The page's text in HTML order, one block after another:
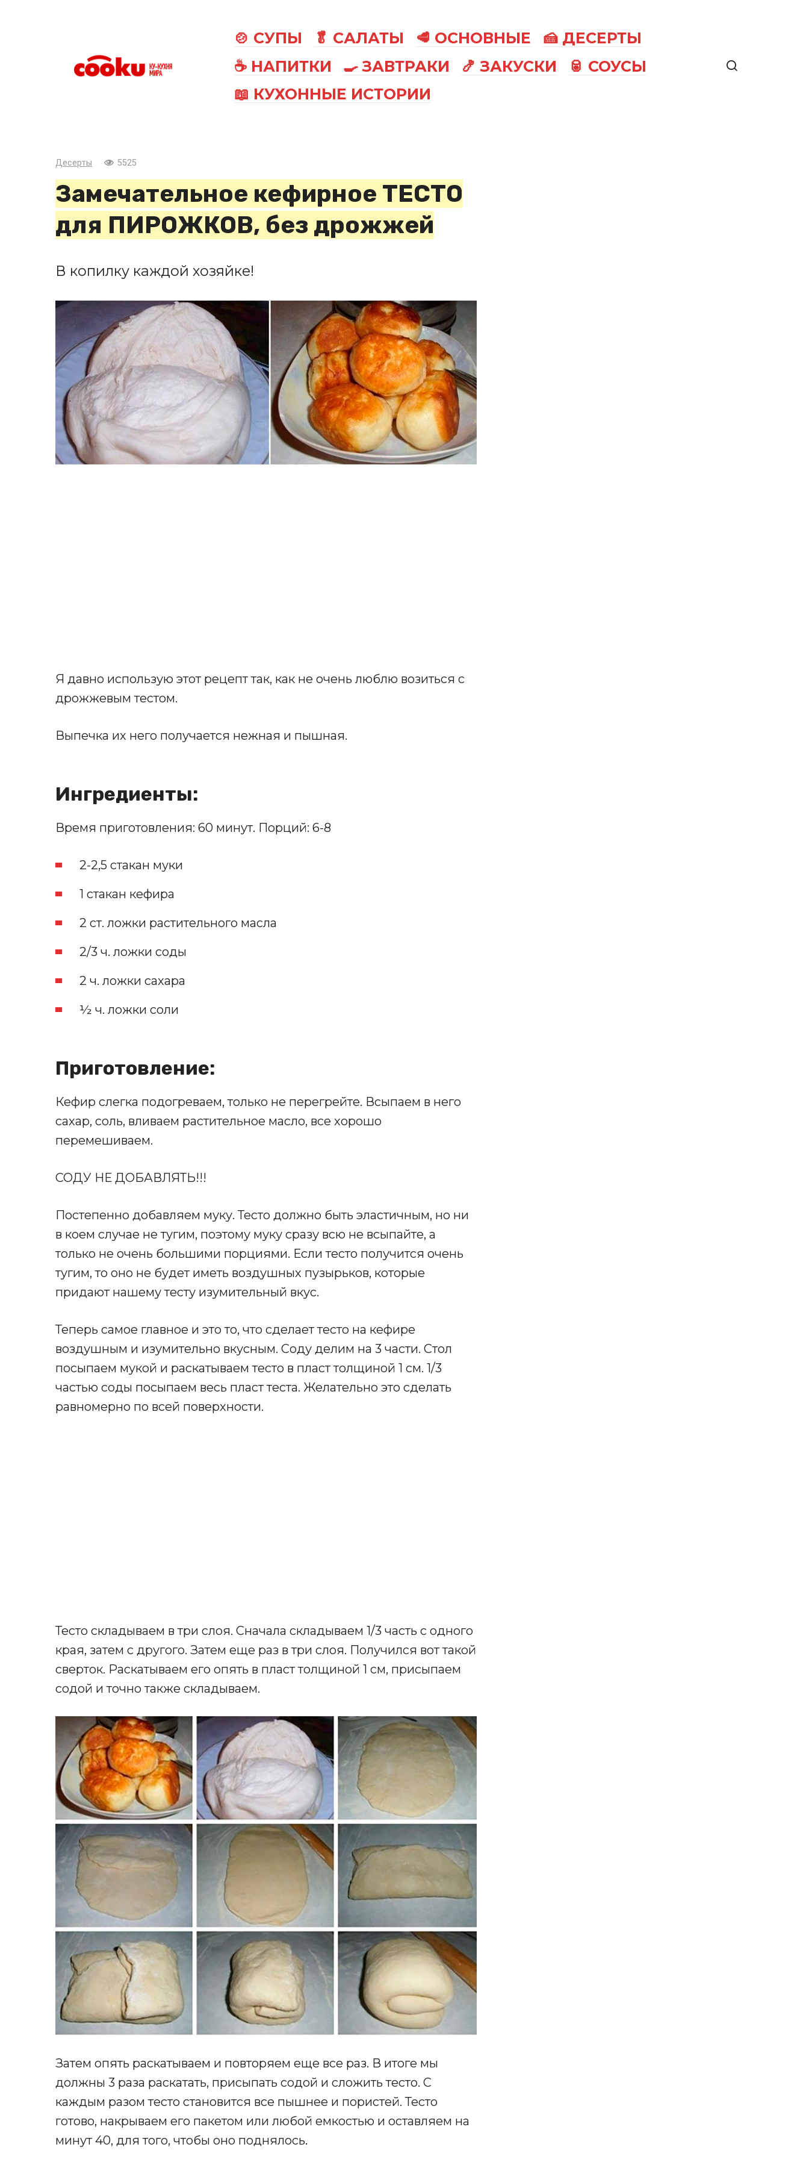
🍲 СУПЫ 🥬 САЛАТЫ 🥩 ОСНОВНЫЕ
🍰 ДЕСЕРТЫ
☕ НАПИТКИ
🍳 ЗАВТРАКИ 🍤 ЗАКУСКИ
🥫 СОУСЫ
📖 КУХОННЫЕ ИСТОРИИ
Десерты 5525
Замечательное кефирное ТЕСТО
для ПИРОЖКОВ, без дрожжей
В копилку каждой хозяйке!
Я давно использую этот рецепт так, как не очень люблю возиться с
дрожжевым тестом.
Выпечка их него получается нежная и пышная.
Ингредиенты:
Время приготовления: 60 минут. Порций: 6-8
2-2,5 стакан муки
1 стакан кефира
2 ст. ложки растительного масла
2/3 ч. ложки соды
2 ч. ложки сахара
½ ч. ложки соли
Приготовление:
Кефир слегка подогреваем, только не перегрейте. Всыпаем в него
сахар, соль, вливаем растительное масло, все хорошо
перемешиваем.
СОДУ НЕ ДОБАВЛЯТЬ!!!
Постепенно добавляем муку. Тесто должно быть эластичным, но ни
в коем случае не тугим, поэтому муку сразу всю не всыпайте, а
только не очень большими порциями. Если тесто получится очень
тугим, то оно не будет иметь воздушных пузырьков, которые
придают нашему тесту изумительный вкус.
Теперь самое главное и это то, что сделает тесто на кефире
воздушным и изумительно вкусным. Соду делим на 3 части. Стол
посыпаем мукой и раскатываем тесто в пласт толщиной 1 см. 1/3
частью соды посыпаем весь пласт теста. Желательно это сделать
равномерно по всей поверхности.
Тесто складываем в три слоя. Сначала складываем 1/3 часть с одного
края, затем с другого. Затем еще раз в три слоя. Получился вот такой
сверток. Раскатываем его опять в пласт толщиной 1 см, присыпаем
содой и точно также складываем.
Затем опять раскатываем и повторяем еще все раз. В итоге мы
должны 3 раза раскатать, присыпать содой и сложить тесто. С
каждым разом тесто становится все пышнее и пористей. Тесто
готово, накрываем его пакетом или любой емкостью и оставляем на
минут 40, для того, чтобы оно поднялось.